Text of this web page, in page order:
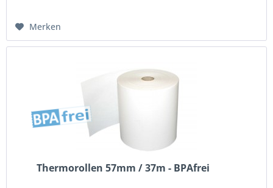
Merken
Thermorollen 57mm / 37m - BPAfrei